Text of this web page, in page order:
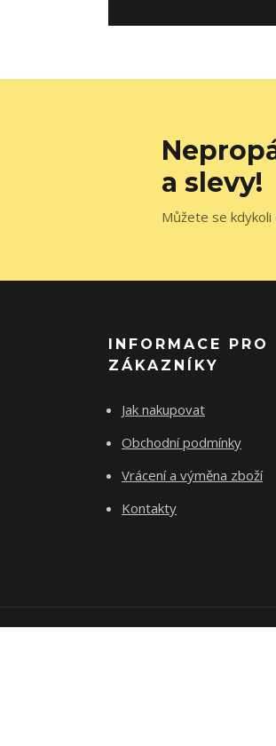
a slevy!
Můžete se kdykoli
INFORMACE PRO
ZÁKAZNÍKY
Jak nakupovat
Obchodní podmínky
Vrácení a výměna zboží
Kontakty